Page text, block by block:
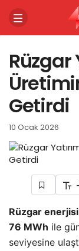
Rüzgar
Getirdi
10 Ocak 2026
Rüzgar
76 MWh ile
seviyesine